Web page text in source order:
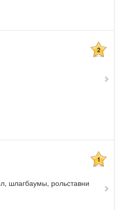
2
1
шлагбаумы, рольставни